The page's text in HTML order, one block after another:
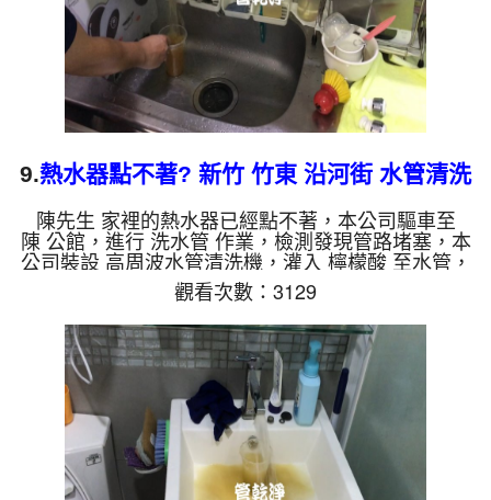
9.熱水器點不著? 新竹 竹東 沿河街 水管清洗
陳先生 家裡的熱水器已經點不著，本公司驅車至
陳 公館，進行 洗水管 作業，檢測發現管路堵塞，本
公司裝設 高周波水管清洗機，灌入 檸檬酸 至水管，
等了約15分，開啟 水管清洗機 ，啟動 螺旋波 模式，
一洗水管就噴出泥水，還不時掉出異物，如影片，兩
個多小時後，管路洗乾淨水出水量恢復，熱水器也能
正常使用了。 如是自來水，如水管老化，會產生鐵
鏽跟泥沙堆積，洗出來的水就會是咖啡色，地下水含
有氧化錳，管壁上會結成黑色管垢，洗出來的水會跟
石油一樣黑，有些洗出綠色的水，是因為裡面有銅的
物質，生鏽產生銅綠...
觀看次數：3129